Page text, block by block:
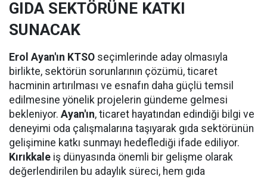
GIDA SEKTÖRÜNE KATKI
SUNACAK
Erol Ayan'ın KTSO seçimlerinde aday olmasıyla
birlikte, sektörün sorunlarının çözümü, ticaret
hacminin artırılması ve esnafın daha güçlü temsil
edilmesine yönelik projelerin gündeme gelmesi
bekleniyor. Ayan'ın, ticaret hayatından edindiği bilgi ve
deneyimi oda çalışmalarına taşıyarak gıda sektörünün
gelişimine katkı sunmayı hedeflediği ifade ediliyor.
Kırıkkale iş dünyasında önemli bir gelişme olarak
değerlendirilen bu adaylık süreci, hem gıda